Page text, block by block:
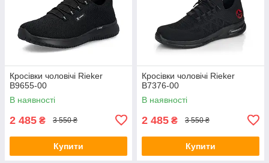
Кросівки чоловічі Rieker
B9655-00
В наявності
2 485 ₴ 3 550 ₴
Купити
Кросівки чоловічі Rieker
B7376-00
В наявності
2 485 ₴ 3 550 ₴
Купити